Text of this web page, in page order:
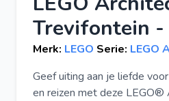
Trevifontein -
Merk: LEGO Serie: LEGO
Geef uiting aan je liefde
en reizen met deze LEGO®